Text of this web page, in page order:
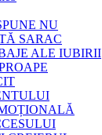
NU
SARAC
ALE IUBIRII